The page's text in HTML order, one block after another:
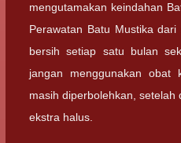
mengutamakan keindahan
Perawatan Batu Mustika
bersih setiap satu bulan
jangan menggunakan obat
masih diperbolehkan, setelah
ekstra halus.